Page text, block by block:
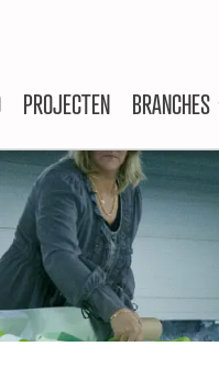
PROJECTEN BRANCHES